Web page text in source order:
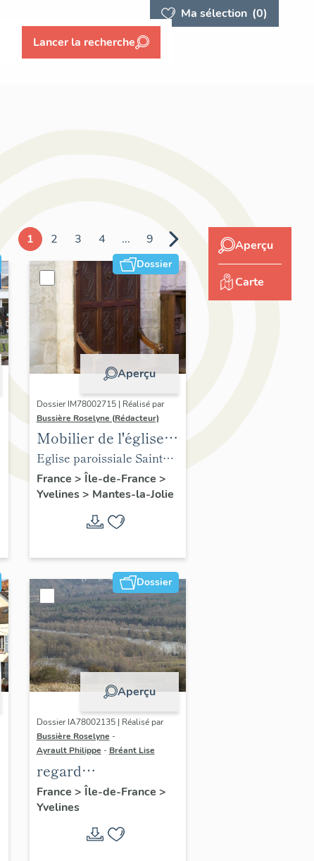
Ma sélection (0)
Lancer la recherche
1 2 3 4 ... 9
Dossier
Aperçu
Dossier IM78002715 | Réalisé par
Bussière Roselyne (Rédacteur)
Mobilier de l'église
Sainte-Anne de
Gassicourt
Eglise paroissiale Sainte-
Anne
France > Île-de-France >
Yvelines> Mantes-la-Jolie
Dossier
Aperçu
Dossier IA78002135 | Réalisé par
Bussière Roselyne -
Ayrault Philippe - Bréant Lise
regard
photographique sur
le territoire de Seine-
France > Île-de-France >
Yvelines
Aperçu
Carte